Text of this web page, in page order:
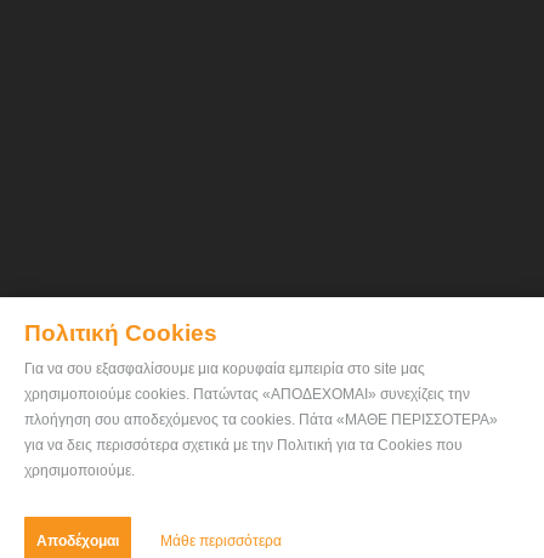
Πολιτική Cookies
Για να σου εξασφαλίσουμε μια κορυφαία εμπειρία στο site μας
χρησιμοποιούμε cookies. Πατώντας «ΑΠΟΔΕΧΟΜΑΙ» συνεχίζεις την
πλοήγηση σου αποδεχόμενος τα cookies. Πάτα «ΜΑΘΕ ΠΕΡΙΣΣΟΤΕΡΑ»
για να δεις περισσότερα σχετικά με την Πολιτική για τα Cookies που
χρησιμοποιούμε.
Αποδέχομαι Μάθε περισσότερα